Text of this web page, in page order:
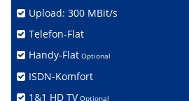
Upload: 300 MBit/s
Telefon-Flat
Handy-Flat Optional
ISDN-Komfort
1&1 HD TV Optional